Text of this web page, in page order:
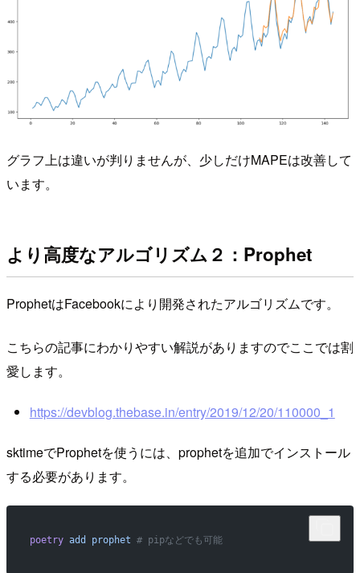
グラフ上は違いが判りませんが、少しだけMAPEは改善して
います。
より高度なアルゴリズム２：Prophet
ProphetはFacebookにより開発されたアルゴリズムです。
こちらの記事にわかりやすい解説がありますのでここでは割
愛します。
https://devblog.thebase.in/entry/2019/12/20/110000_1
sktimeでProphetを使うには、prophetを追加でインストール
する必要があります。
poetry add prophet # pipなどでも可能